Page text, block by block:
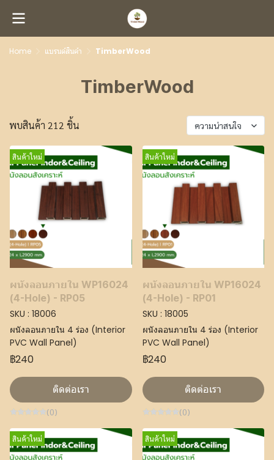
Home แบรนด์สินค้า TimberWood
TimberWood
พบสินค้า 212 ชิ้น ความน่าสนใจ
สินค้าใหม่
ผนังลอนภายใน WP16024
(4-Hole) - RP05
SKU : 18006
ผนังลอนภายใน 4 ร่อง (Interior
PVC Wall Panel)
฿240
ติดต่อเรา
(0)
สินค้าใหม่
ผนังลอนภายใน WP16024
(4-Hole) - RP01
SKU : 18005
ผนังลอนภายใน 4 ร่อง (Interior
PVC Wall Panel)
฿240
ติดต่อเรา
(0)
สินค้าใหม่ สินค้าใหม่